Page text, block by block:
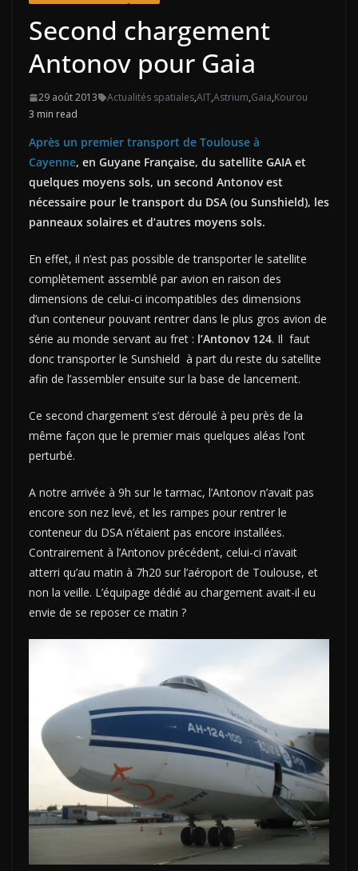
Second chargement
Antonov pour Gaia
29 août 2013 Actualités spatiales,AIT,Astrium,Gaia,Kourou
3 min read
Après un premier transport de Toulouse à
Cayenne, en Guyane Française, du satellite GAIA et
quelques moyens sols, un second Antonov est
nécessaire pour le transport du DSA (ou Sunshield), les
panneaux solaires et d’autres moyens sols.
En effet, il n’est pas possible de transporter le satellite
complètement assemblé par avion en raison des
dimensions de celui-ci incompatibles des dimensions
d’un conteneur pouvant rentrer dans le plus gros avion de
série au monde servant au fret : l’Antonov 124. Il faut
donc transporter le Sunshield à part du reste du satellite
afin de l’assembler ensuite sur la base de lancement.
Ce second chargement s’est déroulé à peu près de la
même façon que le premier mais quelques aléas l’ont
perturbé.
A notre arrivée à 9h sur le tarmac, l’Antonov n’avait pas
encore son nez levé, et les rampes pour rentrer le
conteneur du DSA n’étaient pas encore installées.
Contrairement à l’Antonov précédent, celui-ci n’avait
atterri qu’au matin à 7h20 sur l’aéroport de Toulouse, et
non la veille. L’équipage dédié au chargement avait-il eu
envie de se reposer ce matin ?